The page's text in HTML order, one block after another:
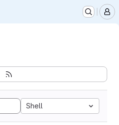
Shell